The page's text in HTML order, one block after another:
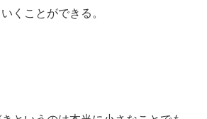
くことができる。